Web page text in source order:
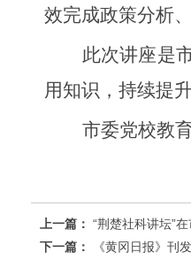
效完成政策分析
此次讲座是
用知识，持续提
市委党校教
上一篇： “荆楚社科讲坛”
下一篇：
《黄冈日报》刊